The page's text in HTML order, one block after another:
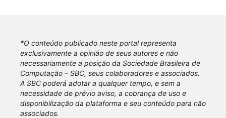
*O conteúdo publicado neste portal representa
exclusivamente a opinião de seus autores e não
necessariamente a posição da Sociedade Brasileira de
Computação – SBC, seus colaboradores e associados.
A SBC poderá adotar a qualquer tempo, e sem a
necessidade de prévio aviso, a cobrança de uso e
disponibilização da plataforma e seu conteúdo para não
associados.